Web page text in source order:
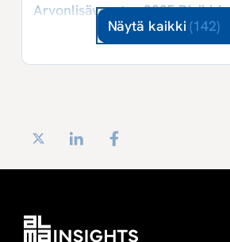
Arvonlisäverotus 2025 Digikirja
Näytä kaikki(142)
Twitter LinkedIn